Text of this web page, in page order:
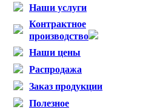
Наши услуги
Контрактное
производство
Наши цены
Распродажа
Заказ продукции
Полезное